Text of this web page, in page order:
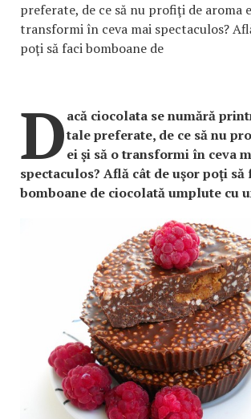
preferate, de ce să nu profiţi de aroma
transformi în ceva mai spectaculos?
poţi să faci bomboane de
Dacă ciocolata se numără
tale preferate, de ce să nu
ei şi să o transformi în ceva
spectaculos? Află cât de uşor poţi să
bomboane de ciocolată umplute cu